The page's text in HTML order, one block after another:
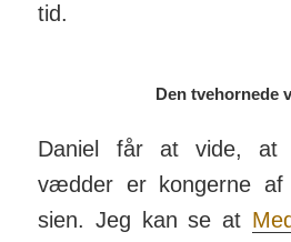
tid.
Den tvehornede
Daniel får at vide, at
vædder er kong­erne
sien. Jeg kan se at